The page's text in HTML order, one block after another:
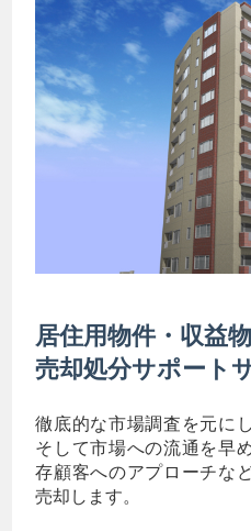
居住用物件・収益
売却処分サポート
徹底的な市場調査を元に
そして市場への流通を早
存顧客へのアプローチな
売却します。